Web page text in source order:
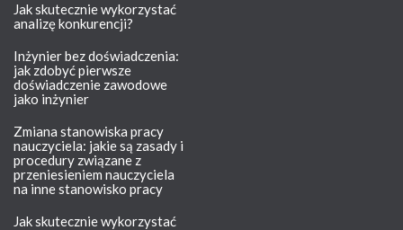
Jak skutecznie wykorzystać
analizę konkurencji?
Inżynier bez doświadczenia:
jak zdobyć pierwsze
doświadczenie zawodowe
jako inżynier
Zmiana stanowiska pracy
nauczyciela: jakie są zasady i
procedury związane z
przeniesieniem nauczyciela
na inne stanowisko pracy
Jak skutecznie wykorzystać